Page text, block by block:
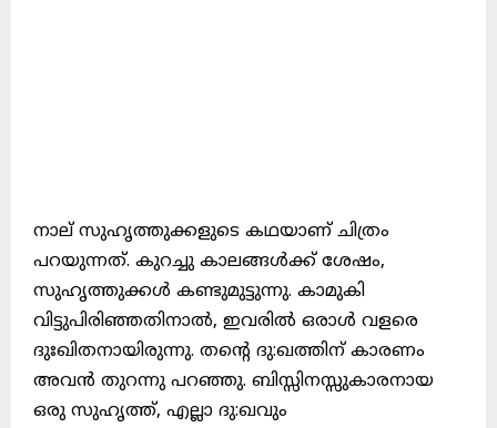
നാല് സുഹൃത്തുക്കളുടെ കഥയാണ് ചിത്രം
പറയുന്നത്. കുറച്ചു കാലങ്ങൾക്ക് ശേഷം,
സുഹൃത്തുക്കൾ കണ്ടുമുട്ടുന്നു. കാമുകി
വിട്ടുപിരിഞ്ഞതിനാൽ, ഇവരിൽ ഒരാൾ വളരെ
ദുഃഖിതനായിരുന്നു. തൻ്റെ ദു:ഖത്തിന് കാരണം
അവൻ തുറന്നു പറഞ്ഞു. ബിസ്സിനസ്സുകാരനായ
ഒരു സുഹൃത്ത്, എല്ലാ ദു:ഖവും